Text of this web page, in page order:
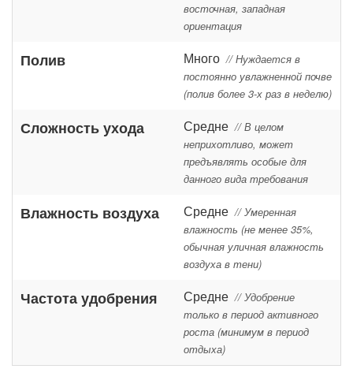
восточная, западная
ориентация
Полив Много // Нуждается в
постоянно увлажненной почве
(полив более 3-х раз в неделю)
Сложность ухода Средне // В целом
неприхотливо, может
предъявлять особые для
данного вида требования
Влажность воздуха Средне // Умеренная
влажность (не менее 35%,
обычная уличная влажность
воздуха в тени)
Частота удобрения Средне // Удобрение
только в период активного
роста (минимум в период
отдыха)